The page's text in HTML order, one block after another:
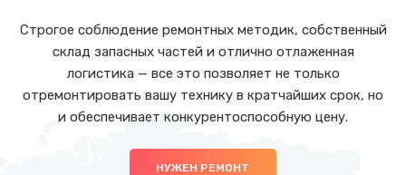
Строгое соблюдение ремонтных методик, собственный
склад запасных частей и отлично отлаженная
логистика — все это позволяет не только
отремонтировать вашу технику в кратчайших срок, но
и обеспечивает конкурентоспособную цену.
НУЖЕН РЕМОНТ